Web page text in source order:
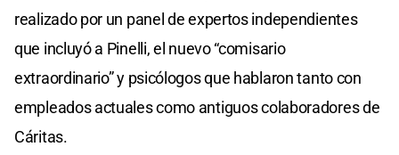
realizado por un panel de expertos independientes
que incluyó a Pinelli, el nuevo “comisario
extraordinario” y psicólogos que hablaron tanto con
empleados actuales como antiguos colaboradores de
Cáritas.